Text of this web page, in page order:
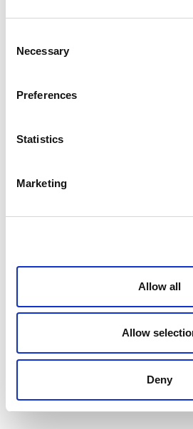
Selection
Necessary
Preferences
Statistics
Marketing
Allow all
Allow
Deny
Entwicklungsprozesse von
Haushaltsgeräte und
Hardware.
Datenakquisitionskonzepten,
der Daten für die Machine-
EMS: automatisierte
samt Serientestung. KIs
(z.B. EMV) und
Simulations- und
Lesen Sie das gesamte Profil
Maintenance von
steckt aufAEEmobility.de